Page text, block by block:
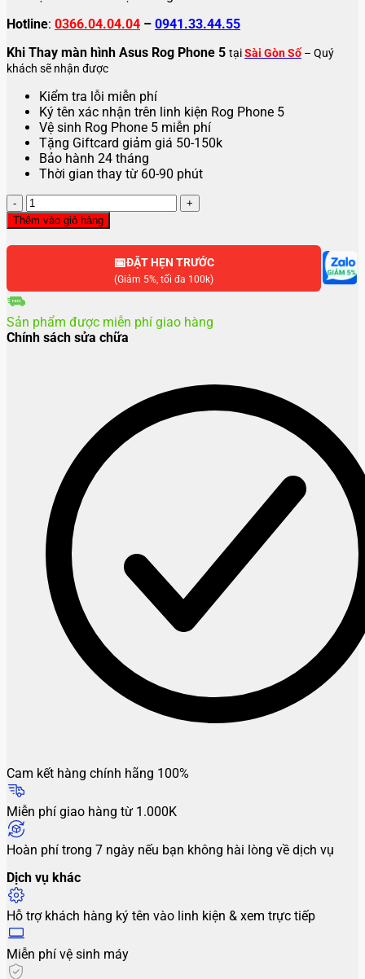
Hotline: 0366.04.04.04 – 0941.33.44.55
Khi Thay màn hình Asus Rog Phone 5 tạiSài Gòn Số – Quý
khách sẽ nhận được
Kiểm tra lỗi miễn phí
Ký tên xác nhận trên linh kiện Rog Phone 5
Vệ sinh Rog Phone 5 miễn phí
Tặng Giftcard giảm giá 50-150k
Bảo hành 24 tháng
Thời gian thay từ 60-90 phút
Thay
màn
hình
Asus
5
lượng
Thêm vào giỏ hàng
📅ĐẶT HẸN TRƯỚC
(Giảm 5%, tối đa 100k)
Sản phẩm được miễn phí giao hàng
Chính sách sửa chữa
Cam kết hàng chính hãng 100%
Miễn phí giao hàng từ 1.000K
Hoàn phí trong 7 ngày nếu bạn không hài lòng về dịch vụ
Dịch vụ khác
Hỗ trợ khách hàng ký tên vào linh kiện & xem trực tiếp
Miễn phí vệ sinh máy